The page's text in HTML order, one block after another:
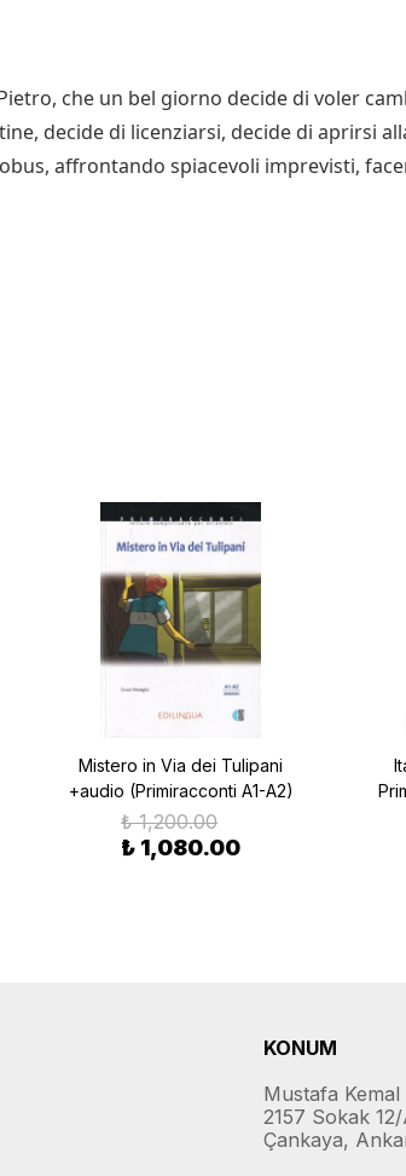
che un bel giorno decide di voler
decide di licenziarsi, decide di aprirsi
affrontando spiacevoli imprevisti,
Mistero in Via dei Tulipani
+audio (Primiracconti A1-A2)
₺ 1,200.00
₺ 1,080.00
KONUM
Mustafa Kemal
2157 Sokak
Çankaya,